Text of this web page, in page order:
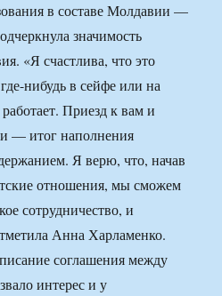
в составе Молдавии —
значимость
«Я счастлива, что это
нибудь в сейфе или на
Приезд к вам и
— итог наполнения
Я верю, что, начав
отношения, мы сможем
сотрудничество, и
Анна Харламенко.
соглашения между
интерес и у